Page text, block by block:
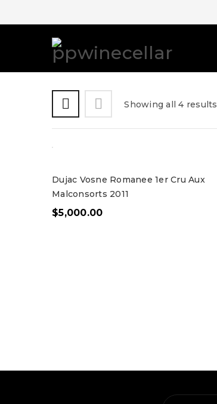
Showing all 4 results
Dujac Vosne Romanee 1er Cru Aux
Malconsorts 2011
$5,000.00